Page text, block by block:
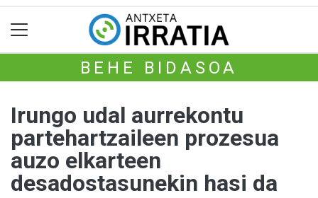
BEHE BIDASOA
Irungo udal aurrekontu
partehartzaileen prozesua
auzo elkarteen
desadostasunekin hasi da